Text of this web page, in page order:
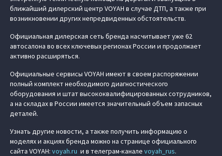
ближайший дилерский центр VOYAH в случае ДТП, а также при
возникновении других непредвиденных обстоятельств.
Официальная дилерская сеть бренда насчитывает уже 62
автосалона во всех ключевых регионах России и продолжает
активно расширяться.
Официальные сервисы VOYAH имеют в своем распоряжении
полный комплект необходимого диагностического
оборудования и штат высококвалифицированных сотрудников,
а на складах в России имеется значительный объем запасных
деталей.
Узнать другие новости, а также получить информацию о
моделях и акциях бренда можно на странице официального
сайта VOYAH: voyah.ru и в телеграм-канале voyah_rus.